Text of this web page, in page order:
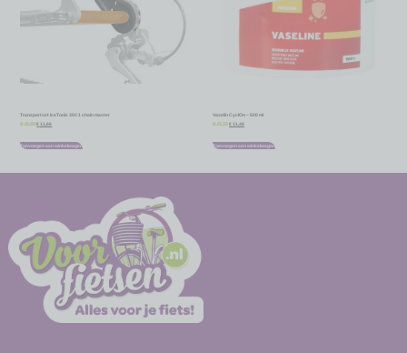
Transportset IceToolz 30C1 chain master
€ 12,95 € 11,66
Toevoegen aan winkelwagen
Vaselin CyclOn – 500 ml
€ 12,75 € 11,48
Toevoegen aan winkelwagen